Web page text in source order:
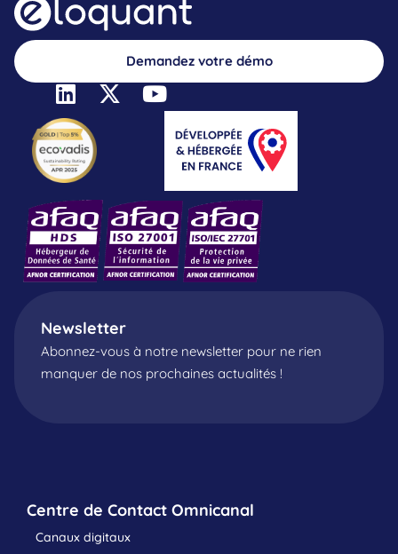
Demandez votre démo
Newsletter
Abonnez-vous à notre newsletter pour ne rien
manquer de nos prochaines actualités !
Centre de Contact Omnicanal
Canaux digitaux